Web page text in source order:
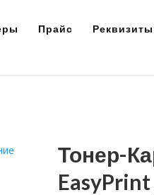
Прайс Реквизиты
Тонер-